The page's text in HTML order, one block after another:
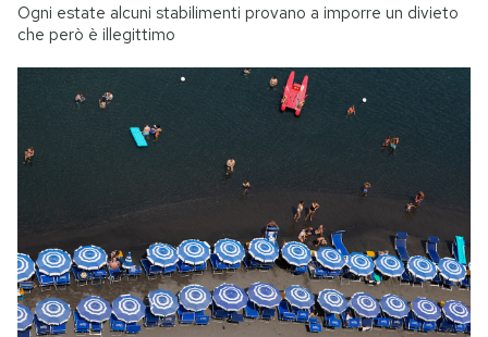
Ogni estate alcuni stabilimenti provano a imporre un divieto
che però è illegittimo